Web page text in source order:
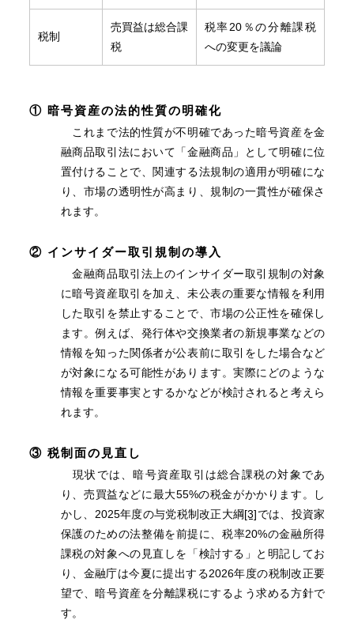
税制
売買益は総合課
税
税率20％の分離課税
への変更を議論
① 暗号資産の法的性質の明確化
これまで法的性質が不明確であった暗号資産を金
融商品取引法において「金融商品」として明確に位
置付けることで、関連する法規制の適用が明確にな
り、市場の透明性が高まり、規制の一貫性が確保さ
れます。
② インサイダー取引規制の導入
金融商品取引法上のインサイダー取引規制の対象
に暗号資産取引を加え、未公表の重要な情報を利用
した取引を禁止することで、市場の公正性を確保し
ます。例えば、発行体や交換業者の新規事業などの
情報を知った関係者が公表前に取引をした場合など
が対象になる可能性があります。実際にどのような
情報を重要事実とするかなどが検討されると考えら
れます。
③ 税制面の見直し
現状では、暗号資産取引は総合課税の対象であ
り、売買益などに最大55%の税金がかかります。し
かし、2025年度の与党税制改正大綱[3]では、投資家
保護のための法整備を前提に、税率20%の金融所得
課税の対象への見直しを「検討する」と明記してお
り、金融庁は今夏に提出する2026年度の税制改正要
望で、暗号資産を分離課税にするよう求める方針で
す。